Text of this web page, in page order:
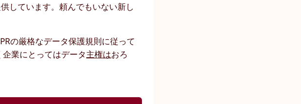
しています。頼んでもいない新し
の厳格なデータ保護規則に従って
業にとってはデータ主権はおろ